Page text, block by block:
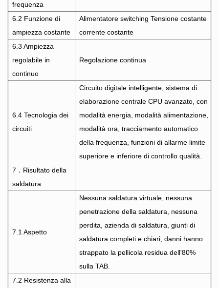
frequenza
6.2 Funzione di
ampiezza costante
Alimentatore switching Tensione costante
corrente costante
6.3 Ampiezza
regolabile in
continuo
Regolazione continua
6.4 Tecnologia dei
circuiti
Circuito digitale intelligente, sistema di
elaborazione centrale CPU avanzato, con
modalità energia, modalità alimentazione,
modalità ora, tracciamento automatico
della frequenza, funzioni di allarme limite
superiore e inferiore di controllo qualità.
7．Risultato della
saldatura
7.1 Aspetto
Nessuna saldatura virtuale, nessuna
penetrazione della saldatura, nessuna
perdita, azienda di saldatura, giunti di
saldatura completi e chiari, danni hanno
strappato la pellicola residua dell'80%
sulla TAB.
7.2 Resistenza alla